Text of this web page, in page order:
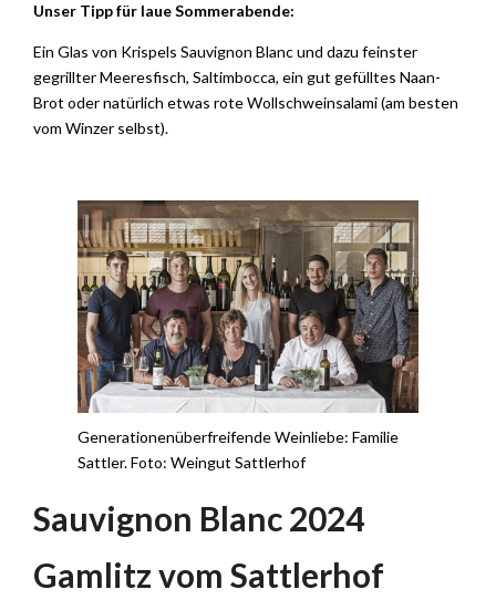
Unser Tipp für laue Sommerabende:
Ein Glas von Krispels Sauvignon Blanc und dazu feinster
gegrillter Meeresfisch, Saltimbocca, ein gut gefülltes Naan-
Brot oder natürlich etwas rote Wollschweinsalami (am besten
vom Winzer selbst).
Generationenüberfreifende Weinliebe: Familie
Sattler. Foto: Weingut Sattlerhof
Sauvignon Blanc 2024
Gamlitz vom Sattlerhof